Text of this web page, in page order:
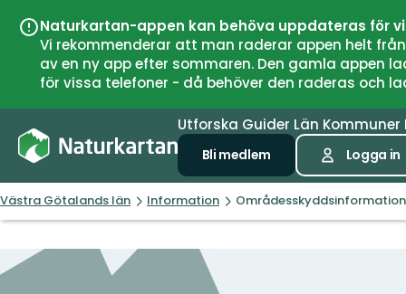
Naturkartan-appen kan behöva uppdateras för
Vi rekommenderar att man raderar appen helt
av en ny app efter sommaren. Den gamla
för vissa telefoner - då behöver den raderas och
Utforska Guider Län Kommuner
Bli medlem Logga in
Västra Götalands län Information